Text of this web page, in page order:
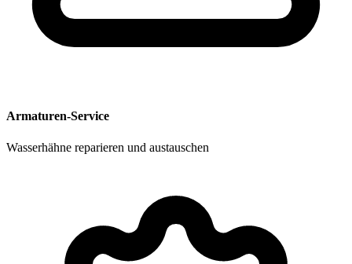
Armaturen-Service
Wasserhähne reparieren und austauschen